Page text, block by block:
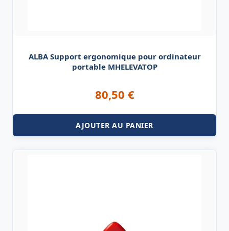
ALBA Support ergonomique pour ordinateur
portable MHELEVATOP
80,50 €
AJOUTER AU PANIER